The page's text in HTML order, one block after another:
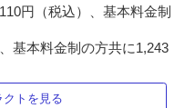
円（税込）、基本料金制
基本料金制の方共に1,243
クトを見る